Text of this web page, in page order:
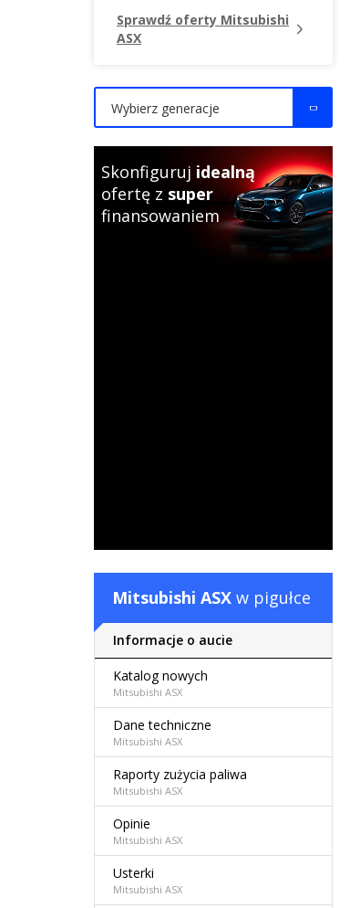
Sprawdź oferty Mitsubishi
ASX
Wybierz generacje
Skonfiguruj idealną
ofertę z super
finansowaniem
Mitsubishi ASX w pigułce
Informacje o aucie
Katalog nowych
Mitsubishi ASX
Dane techniczne
Mitsubishi ASX
Raporty zużycia paliwa
Mitsubishi ASX
Opinie
Mitsubishi ASX
Usterki
Mitsubishi ASX